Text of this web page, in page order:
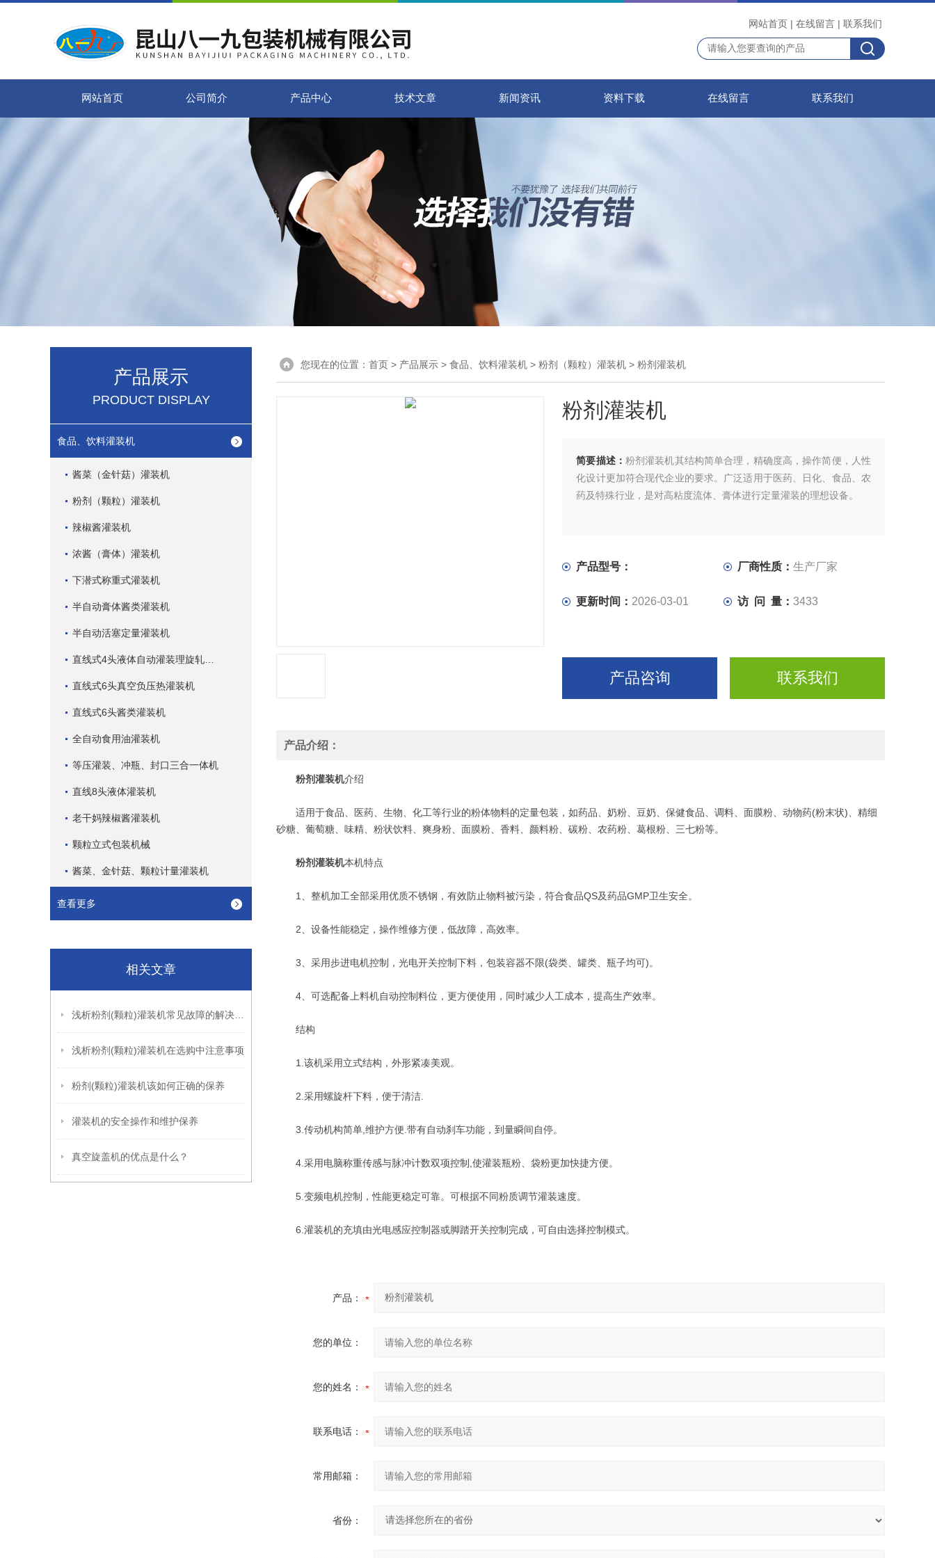
网站首页 | 在线留言 | 联系我们
网站首页 公司简介 产品中心 技术文章 新闻资讯 资料下载 在线留言 联系我们
产品展示
PRODUCT DISPLAY
食品、饮料灌装机
酱菜（金针菇）灌装机
粉剂（颗粒）灌装机
辣椒酱灌装机
浓酱（膏体）灌装机
下潜式称重式灌装机
半自动膏体酱类灌装机
半自动活塞定量灌装机
直线式6头真空负压热灌装机
直线式6头酱类灌装机
全自动食用油灌装机
等压灌装、冲瓶、封口三合一体机
直线8头液体灌装机
老干妈辣椒酱灌装机
颗粒立式包装机械
酱菜、金针菇、颗粒计量灌装机
查看更多
相关文章
浅析粉剂(颗粒)灌装机在选购中注意事项
粉剂(颗粒)灌装机该如何正确的保养
灌装机的安全操作和维护保养
真空旋盖机的优点是什么？
您现在的位置： 首页 > 产品展示 > 食品、饮料灌装机 > 粉剂（颗粒）灌装机 > 粉剂灌装机
粉剂灌装机
简要描述： 粉剂灌装机其结构简单合理，精确度高，操作简便，人性
化设计更加符合现代企业的要求。广泛适用于医药、日化、食品、农
药及特殊行业，是对高粘度流体、膏体进行定量灌装的理想设备。
产品型号： 厂商性质：生产厂家
更新时间： 2026-03-01 访 问 量：3433
产品咨询 联系我们
产品介绍：
粉剂灌装机介绍
适用于食品、医药、生物、化工等行业的粉体物料的定量包装，如药品、奶粉、豆奶、保健食品、调料、面膜粉、动物药(粉末状)、精细
砂糖、葡萄糖、味精、粉状饮料、爽身粉、面膜粉、香料、颜料粉、碳粉、农药粉、葛根粉、三七粉等。
粉剂灌装机本机特点
1、整机加工全部采用优质不锈钢，有效防止物料被污染，符合食品QS及药品GMP卫生安全。
2、设备性能稳定，操作维修方便，低故障，高效率。
3、采用步进电机控制，光电开关控制下料，包装容器不限(袋类、罐类、瓶子均可)。
4、可选配备上料机自动控制料位，更方便使用，同时减少人工成本，提高生产效率。
结构
1.该机采用立式结构，外形紧凑美观。
2.采用螺旋杆下料，便于清洁.
3.传动机构简单,维护方便.带有自动刹车功能，到量瞬间自停。
4.采用电脑称重传感与脉冲计数双项控制,使灌装瓶粉、袋粉更加快捷方便。
5.变频电机控制，性能更稳定可靠。可根据不同粉质调节灌装速度。
6.灌装机的充填由光电感应控制器或脚踏开关控制完成，可自由选择控制模式。
产品：
您的单位：
您的姓名：
联系电话：
常用邮箱：
省份：